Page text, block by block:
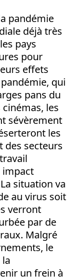
pandémie
déjà très
pays
pour
effets
qui
pans du
les
sévèrement
les
des secteurs
impact
situation va
au virus soit
verront
par de
Malgré
le
un frein à